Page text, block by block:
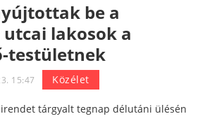
be a
lakosok a
testületnek
15:47 Közélet
tárgyalt tegnap délutáni ülésén